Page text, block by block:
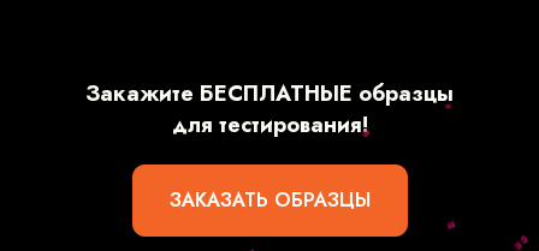
Закажите БЕСПЛАТНЫЕ образцы
для тестирования!
ЗАКАЗАТЬ ОБРАЗЦЫ